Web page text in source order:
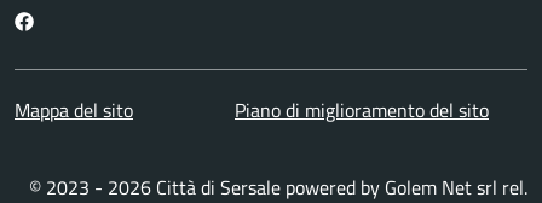
Facebook
Mappa del sito Piano di miglioramento del sito
© 2023 - 2026 Città di Sersale powered by Golem Net srl rel.